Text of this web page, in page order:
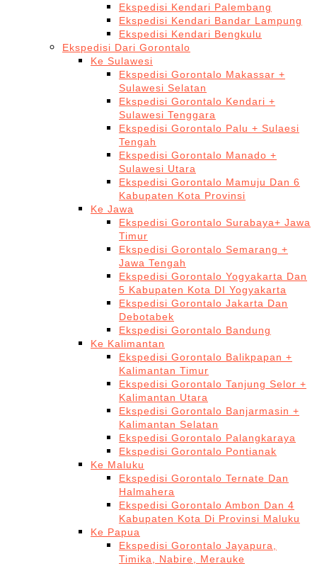
Ekspedisi Kendari Palembang
Ekspedisi Kendari Bandar Lampung
Ekspedisi Kendari Bengkulu
Ekspedisi Dari Gorontalo
Ke Sulawesi
Ekspedisi Gorontalo Makassar +
Sulawesi Selatan
Ekspedisi Gorontalo Kendari +
Sulawesi Tenggara
Ekspedisi Gorontalo Palu + Sulaesi
Tengah
Ekspedisi Gorontalo Manado +
Sulawesi Utara
Ekspedisi Gorontalo Mamuju Dan 6
Kabupaten Kota Provinsi
Ke Jawa
Ekspedisi Gorontalo Surabaya+ Jawa
Timur
Ekspedisi Gorontalo Semarang +
Jawa Tengah
Ekspedisi Gorontalo Yogyakarta Dan
5 Kabupaten Kota DI Yogyakarta
Ekspedisi Gorontalo Jakarta Dan
Debotabek
Ekspedisi Gorontalo Bandung
Ke Kalimantan
Ekspedisi Gorontalo Balikpapan +
Kalimantan Timur
Ekspedisi Gorontalo Tanjung Selor +
Kalimantan Utara
Ekspedisi Gorontalo Banjarmasin +
Kalimantan Selatan
Ekspedisi Gorontalo Palangkaraya
Ekspedisi Gorontalo Pontianak
Ke Maluku
Ekspedisi Gorontalo Ternate Dan
Halmahera
Ekspedisi Gorontalo Ambon Dan 4
Kabupaten Kota Di Provinsi Maluku
Ke Papua
Ekspedisi Gorontalo Jayapura,
Timika, Nabire, Merauke